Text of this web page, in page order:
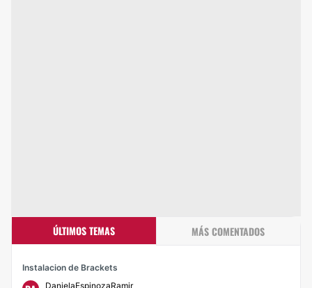
ÚLTIMOS TEMAS MÁS COMENTADOS
Instalacion de Brackets
DanielaEspinozaRamir